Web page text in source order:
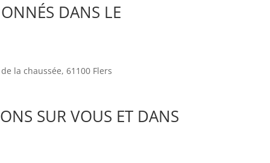
DANS LE
la chaussée, 61100 Flers
SUR VOUS ET DANS